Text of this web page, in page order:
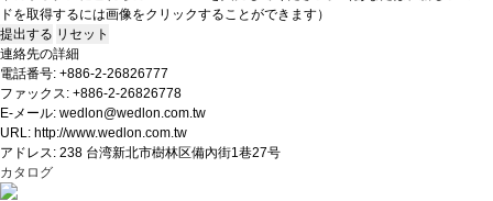
ドを取得するには画像をクリックすることができます）
連絡先の詳細
電話番号: +886-2-26826777
ファックス: +886-2-26826778
E-メール: wedlon@wedlon.com.tw
URL: http://www.wedlon.com.tw
アドレス: 238 台湾新北市樹林区備內街1巷27号
カタログ